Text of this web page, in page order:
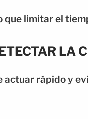
que limitar el
LA
rápido y